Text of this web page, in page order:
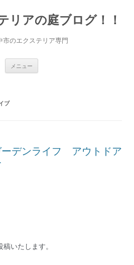
リアの庭ブログ！！
市のエクステリア専門
メニュー
ブ
ーデンライフ アウトドア
いたします。